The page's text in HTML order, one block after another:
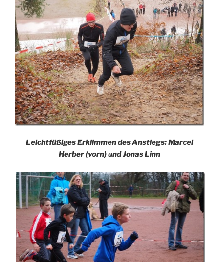
Leichtfüßiges Erklimmen des Anstiegs: Marcel
Herber (vorn) und Jonas Linn